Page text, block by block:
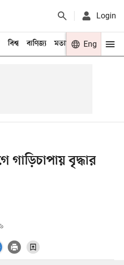
Login
বিশ্ব বাণিজ্য মতামত খেলা
Eng
গাড়িচাপায় বৃদ্ধার